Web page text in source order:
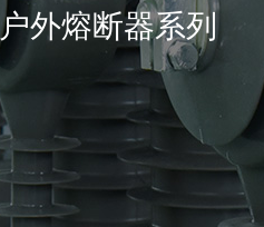
户外熔断器系列